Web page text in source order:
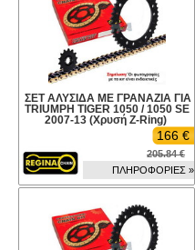
ΣΕΤ ΑΛΥΣΙΔΑ ΜΕ ΓΡΑΝΑΖΙΑ ΓΙΑ
TRIUMPH TIGER 1050 / 1050 SE
2007-13 (Χρυσή Z-Ring)
166 €
205.84 €
ΠΛΗΡΟΦΟΡΙΕΣ »